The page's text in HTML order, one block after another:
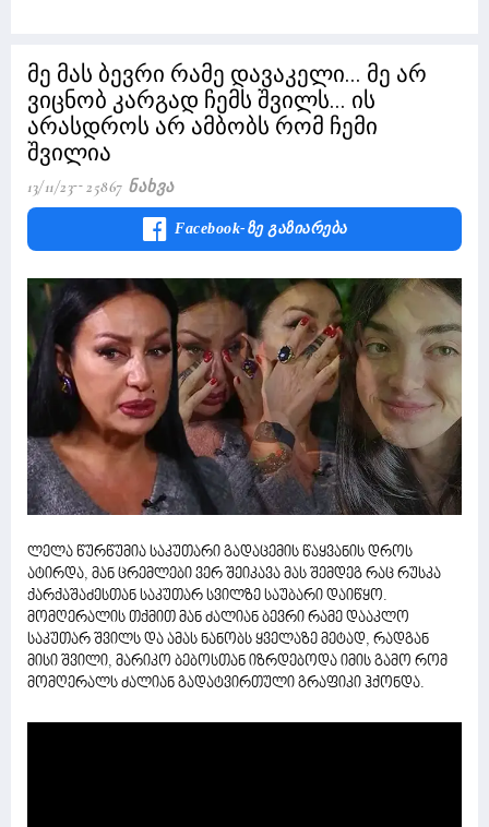
მე მას ბევრი რამე დავაკელი... მე არ
ვიცნობ კარგად ჩემს შვილს... ის
არასდროს არ ამბობს რომ ჩემი
შვილია
13/11/23 25867 Ნახვა
Facebook-Ზე Გაზიარება
ლელა წურწუმია საკუთარი გადაცემის წაყვანის დროს
ატირდა, მან ცრემლები ვერ შეიკავა მას შემდეგ რაც რუსკა
ქარქაშაძესთან საკუთარ სვილზე საუბარი დაიწყო.
მომღერალის თქმით მან ძალიან ბევრი რამე დააკლო
საკუთარ შვილს და ამას ნანობს ყველაზე მეტად, რადგან
მისი შვილი, მარიკო ბებოსთან იზრდებოდა იმის გამო რომ
მომღერალს ძალიან გადატვირთული გრაფიკი ჰქონდა.